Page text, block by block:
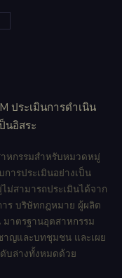
ประเมินการดำเนิน
นอิสระ
หกรรมสำหรับหมวดหมู่
การประเมินอย่างเป็น
สามารถประเมินได้จาก
ร บริษัทกฎหมาย ผู้ผลิต
มาตรฐานอุตสาหกรรม
ญและบทชุมชน และเผย
บล่างทั้งหมดด้วย